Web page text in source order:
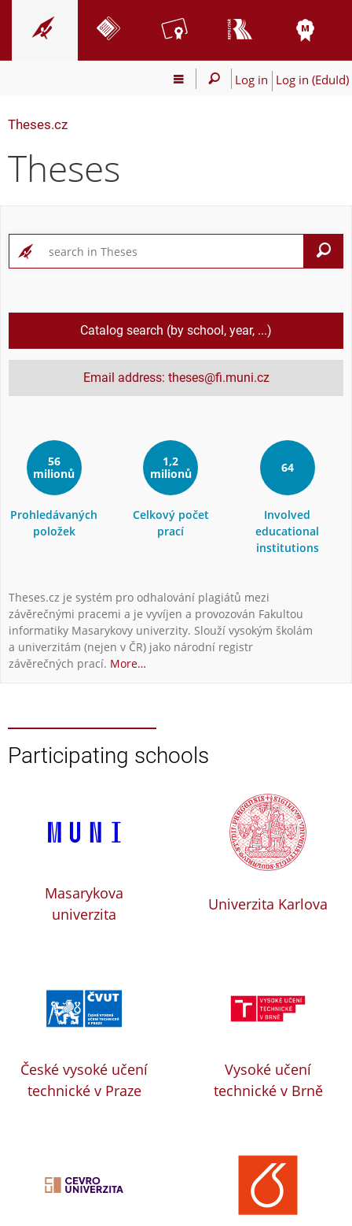
Log in Log in (EduId)
Theses.cz
Theses
Catalog search (by school, year, ...)
Email address: theses@fi.muni.cz
56
milionů
Prohledávaných
položek
1,2
milionů
Celkový počet
prací
64
Involved
educational
institutions
Theses.cz je systém pro odhalování plagiátů mezi
závěrečnými pracemi a je vyvíjen a provozován Fakultou
informatiky Masarykovy univerzity. Slouží vysokým školám
a univerzitám (nejen v ČR) jako národní registr
závěrečných prací. More…
Participating schools
Masarykova
univerzita
Univerzita Karlova
České vysoké učení
technické v Praze
Vysoké učení
technické v Brně